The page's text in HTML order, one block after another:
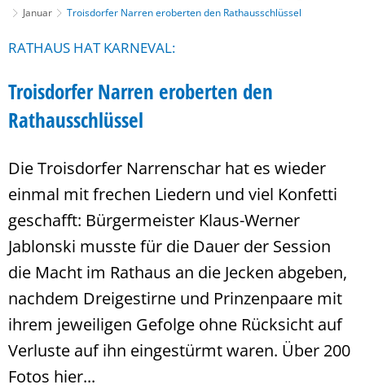
Januar
Troisdorfer Narren eroberten den Rathausschlüssel
RATHAUS HAT KARNEVAL:
Troisdorfer Narren eroberten den
Rathausschlüssel
Die Troisdorfer Narrenschar hat es wieder
einmal mit frechen Liedern und viel Konfetti
geschafft: Bürgermeister Klaus-Werner
Jablonski musste für die Dauer der Session
die Macht im Rathaus an die Jecken abgeben,
nachdem Dreigestirne und Prinzenpaare mit
ihrem jeweiligen Gefolge ohne Rücksicht auf
Verluste auf ihn eingestürmt waren. Über 200
Fotos hier...